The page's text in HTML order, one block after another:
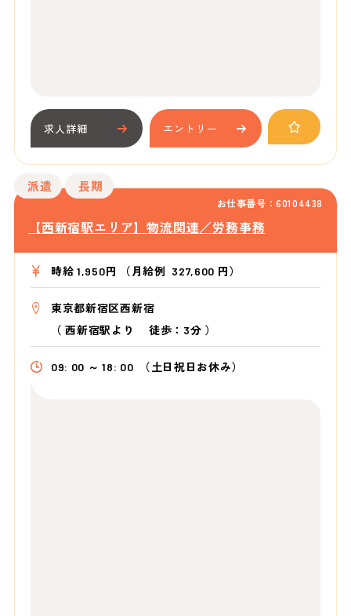
求人詳細 エントリー
お仕事番号：60104438
派遣 長期
【西新宿駅エリア】物流関連／労務事務
時給 1,950円 （月給例 327,600 円）
東京都新宿区西新宿
（西新宿駅より 徒歩：3分 ）
09: 00 ～ 18: 00 （土日祝日お休み）